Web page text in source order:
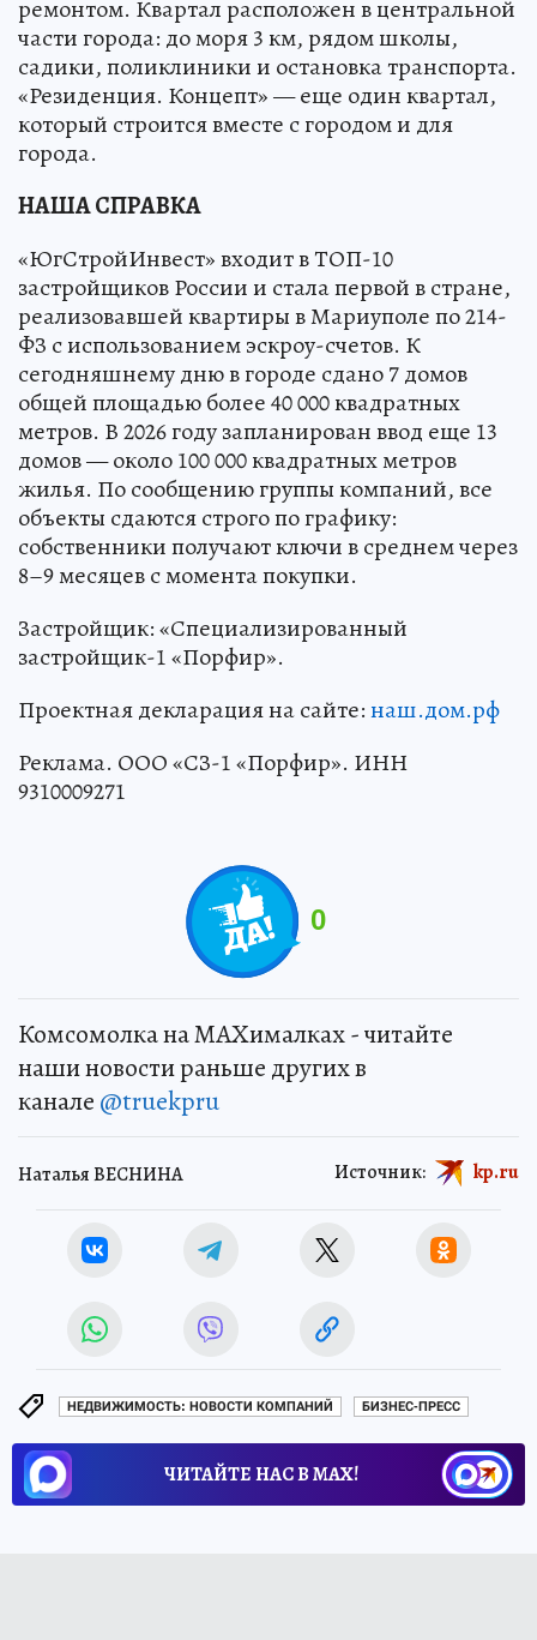
ремонтом. Квартал расположен в центральной
части города: до моря 3 км, рядом школы,
садики, поликлиники и остановка транспорта.
«Резиденция. Концепт» — еще один квартал,
который строится вместе с городом и для
города.
НАША СПРАВКА
«ЮгСтройИнвест» входит в ТОП-10
застройщиков России и стала первой в стране,
реализовавшей квартиры в Мариуполе по 214-
ФЗ с использованием эскроу-счетов. К
сегодняшнему дню в городе сдано 7 домов
общей площадью более 40 000 квадратных
метров. В 2026 году запланирован ввод еще 13
домов — около 100 000 квадратных метров
жилья. По сообщению группы компаний, все
объекты сдаются строго по графику:
собственники получают ключи в среднем через
8–9 месяцев с момента покупки.
Застройщик: «Специализированный
застройщик-1 «Порфир».
Проектная декларация на сайте:наш.дом.рф
Реклама. ООО «СЗ-1 «Порфир». ИНН
9310009271
0
Комсомолка на MAXималках - читайте
наши новости раньше других в
канале @truekpru
Наталья ВЕСНИНА Источник: kp.ru
НЕДВИЖИМОСТЬ: НОВОСТИ КОМПАНИЙ БИЗНЕС-ПРЕСС
ЧИТАЙТЕ НАС В МАХ!